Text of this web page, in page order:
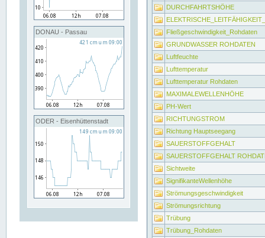
DONAU - Passau
ODER - Eisenhüttenstadt
DURCHFAHRTSHÖHE
Fließgeschwindigkeit_Rohdaten
GRUNDWASSER ROHDATEN
Luftfeuchte
Lufttemperatur
Lufttemperatur Rohdaten
MAXIMALEWELLENHÖHE
PH-Wert
RICHTUNGSTROM
Richtung Hauptseegang
SAUERSTOFFGEHALT
SAUERSTOFFGEHALT
Sichtweite
SignifikanteWellenhöhe
Strömungsgeschwindigkeit
Strömungsrichtung
Trübung
Trübung_Rohdaten